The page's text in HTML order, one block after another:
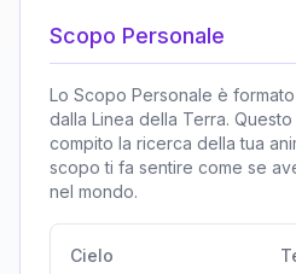
Scopo Personale
Lo Scopo Personale è
dalla Linea della Terra.
compito la ricerca della tua
scopo ti fa sentire come se
nel mondo.
Cielo